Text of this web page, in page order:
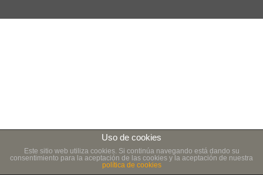
Uso de cookies
Este sitio web utiliza cookies. Si continúa navegando está dando su
consentimiento para la aceptación de las cookies y la aceptación de nuestra
política de cookies